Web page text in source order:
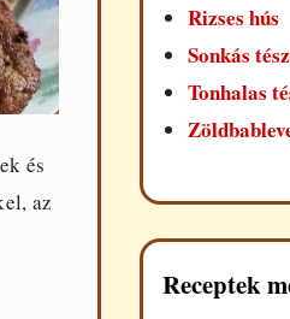
és
az
Rizses hús
Sonkás
Tonhalas
Receptek